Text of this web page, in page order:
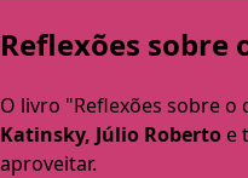
Reflexões sobre
O livro "Reflexões sobre
Katinsky, Júlio Roberto e
aproveitar.